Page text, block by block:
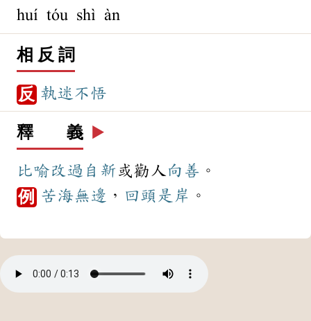
huí tóu shì àn
相 反 詞
反 執迷不悟
釋 義 ▶️
比喻改過自新或勸人向善 。
例 苦海無邊 ， 回頭是岸 。